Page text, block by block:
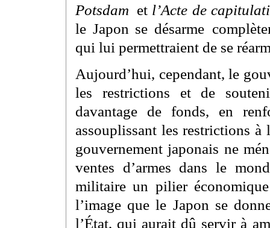
Potsdam et l’Acte de
le Japon se désarme
qui lui permettraient de se
Aujourd’hui, cependant, le
les restrictions et de
davantage de fonds, en
assouplissant les restrictions à
gouvernement japonais ne
ventes d’armes dans le
militaire un pilier
l’image que le Japon se
l’État, qui aurait dû servir à